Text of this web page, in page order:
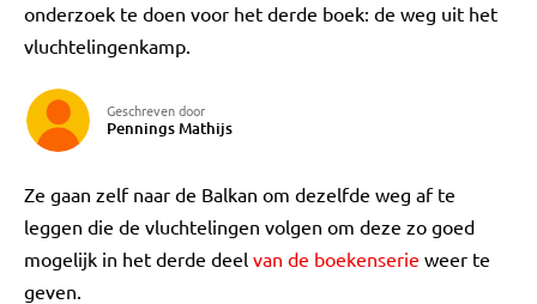
onderzoek te doen voor het derde boek: de weg uit het
vluchtelingenkamp.
Geschreven door
Pennings Mathijs
Ze gaan zelf naar de Balkan om dezelfde weg af te
leggen die de vluchtelingen volgen om deze zo goed
mogelijk in het derde deel van de boekenserie weer te
geven.